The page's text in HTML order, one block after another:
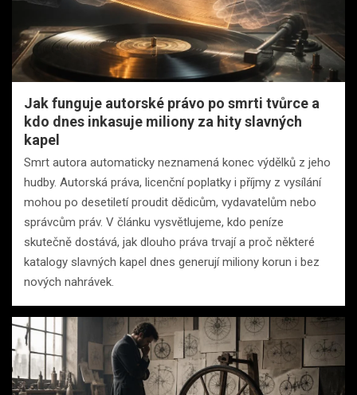
Jak funguje autorské právo po smrti tvůrce a
kdo dnes inkasuje miliony za hity slavných
kapel
Smrt autora automaticky neznamená konec výdělků z jeho
hudby. Autorská práva, licenční poplatky i příjmy z vysílání
mohou po desetiletí proudit dědicům, vydavatelům nebo
správcům práv. V článku vysvětlujeme, kdo peníze
skutečně dostává, jak dlouho práva trvají a proč některé
katalogy slavných kapel dnes generují miliony korun i bez
nových nahrávek.